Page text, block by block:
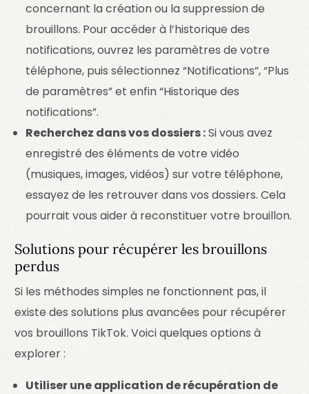
concernant la création ou la suppression de
brouillons. Pour accéder à l’historique des
notifications, ouvrez les paramètres de votre
téléphone, puis sélectionnez “Notifications”, “Plus
de paramètres” et enfin “Historique des
notifications”.
Recherchez dans vos dossiers :Si vous avez
enregistré des éléments de votre vidéo
(musiques, images, vidéos) sur votre téléphone,
essayez de les retrouver dans vos dossiers. Cela
pourrait vous aider à reconstituer votre brouillon.
Solutions pour récupérer les brouillons
perdus
Si les méthodes simples ne fonctionnent pas, il
existe des solutions plus avancées pour récupérer
vos brouillons TikTok. Voici quelques options à
explorer :
Utiliser une application de récupération de